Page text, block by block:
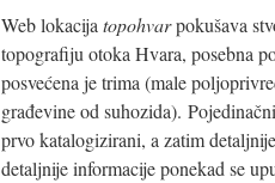
Web lokacija topohvarpokušava
topografiju otoka Hvara, posebna
posvećena je trima (male
građevine od suhozida).
prvo katalogizirani, a zatim
detaljnije informacije ponekad se